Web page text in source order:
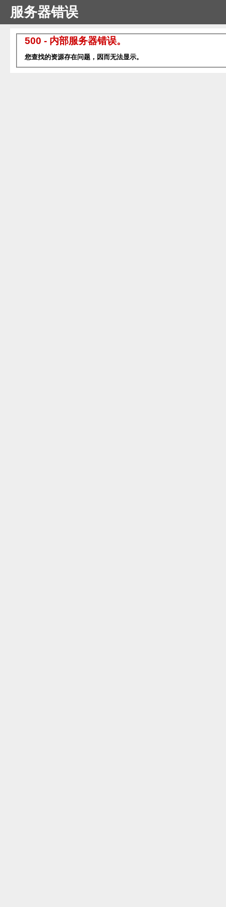
服务器错误
500 - 内部服务器错误。
您查找的资源存在问题，因而无法显示。